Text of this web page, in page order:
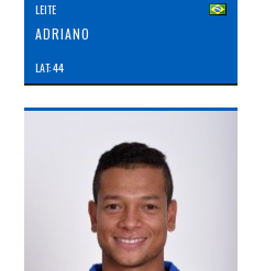
LEITE
ADRIANO
LAT: 44